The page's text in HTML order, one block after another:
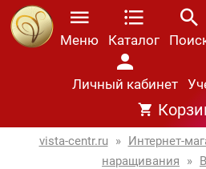
Меню Каталог
Личный кабинет
vista-centr.ru » Интернет-
наращивания
»